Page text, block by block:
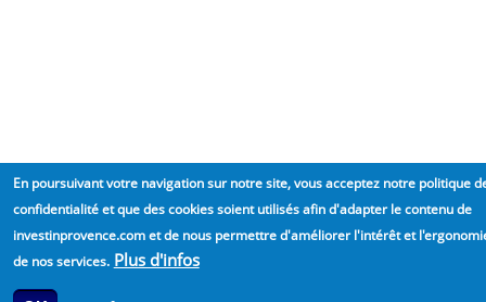
En poursuivant votre navigation sur notre site, vous acceptez notre politique
confidentialité et que des cookies soient utilisés afin d'adapter le contenu de
investinprovence.com et de nous permettre d'améliorer l'intérêt et
de nos services. Plus d'infos